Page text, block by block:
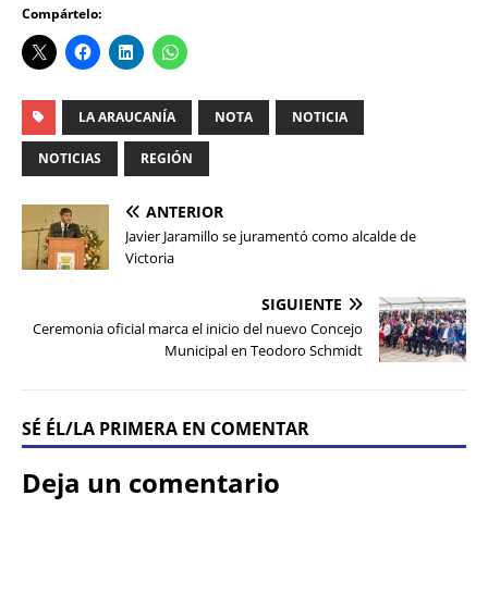
Compártelo:
LA ARAUCANÍA NOTA NOTICIA
NOTICIAS REGIÓN
ANTERIOR
Javier Jaramillo se juramentó como alcalde de
Victoria
SIGUIENTE
Ceremonia oficial marca el inicio del nuevo Concejo
Municipal en Teodoro Schmidt
SÉ ÉL/LA PRIMERA EN COMENTAR
Deja un comentario